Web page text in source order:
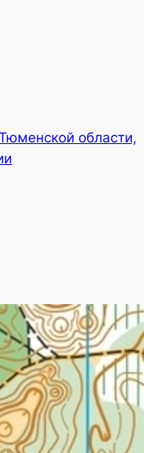
области,